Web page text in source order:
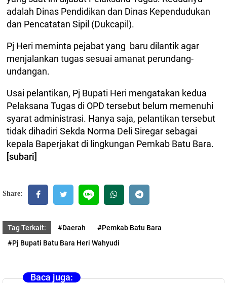
adalah Dinas Pendidikan dan Dinas Kependudukan
dan Pencatatan Sipil (Dukcapil).
Pj Heri meminta pejabat yang baru dilantik agar
menjalankan tugas sesuai amanat perundang-
undangan.
Usai pelantikan, Pj Bupati Heri mengatakan kedua
Pelaksana Tugas di OPD tersebut belum memenuhi
syarat administrasi. Hanya saja, pelantikan tersebut
tidak dihadiri Sekda Norma Deli Siregar sebagai
kepala Baperjakat di lingkungan Pemkab Batu Bara.
[subari]
Share:
Tag Terkait: #Daerah
#Pemkab Batu Bara
#Pj Bupati Batu Bara Heri Wahyudi
Baca juga: